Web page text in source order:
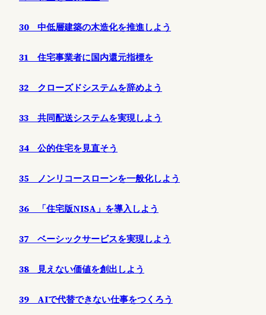
30 中低層建築の木造化を推進しよう
31 住宅事業者に国内還元指標を
32 クローズドシステムを辞めよう
33 共同配送システムを実現しよう
34 公的住宅を見直そう
35 ノンリコースローンを一般化しよう
36 「住宅版NISA」を導入しよう
37 ベーシックサービスを実現しよう
38 見えない価値を創出しよう
39 AIで代替できない仕事をつくろう